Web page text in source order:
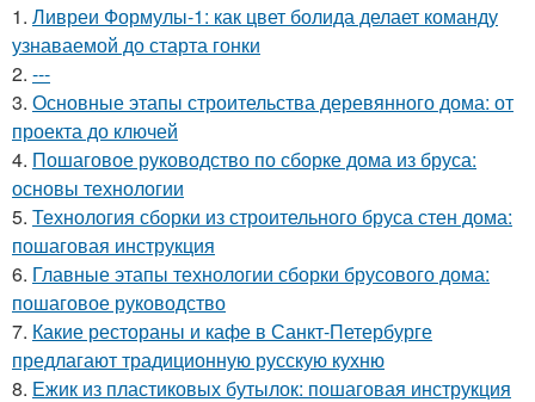
1. Ливреи Формулы-1: как цвет болида делает команду
узнаваемой до старта гонки
2. ---
3. Основные этапы строительства деревянного дома: от
проекта до ключей
4. Пошаговое руководство по сборке дома из бруса:
основы технологии
5. Технология сборки из строительного бруса стен дома:
пошаговая инструкция
6. Главные этапы технологии сборки брусового дома:
пошаговое руководство
7. Какие рестораны и кафе в Санкт-Петербурге
предлагают традиционную русскую кухню
8. Ежик из пластиковых бутылок: пошаговая инструкция